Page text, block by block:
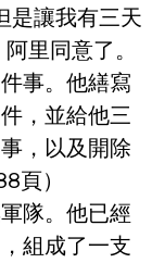
是讓我有三天
里同意了。
事。他繕寫
，並給他三
，以及開除
頁）
隊。他已經
組成了一支